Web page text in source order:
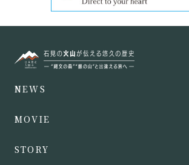
NEWS
MOVIE
STORY